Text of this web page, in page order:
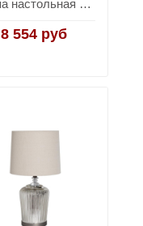
Лампа настольная (белый плафон) 22-86654
8 554 руб